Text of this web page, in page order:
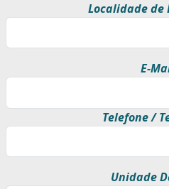
Localidade de
E-
Telefone /
Unidade